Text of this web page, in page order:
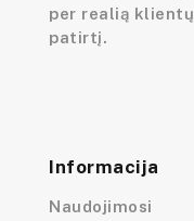
per realią klientų
patirtį.
Informacija
Naudojimosi